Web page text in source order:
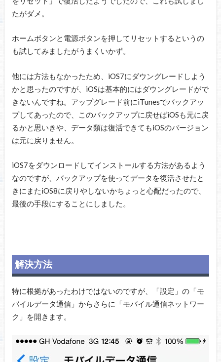
たがダメ。
ホームボタンと電源ボタンを押してリセットするというの
も試してみましたがうまくいかず。
他には方法もなかったため、iOS7にダウングレードしよう
かと思ったのですが、iOSは基本的にはダウングレードがで
きないんですね。アップグレード前にiTunesでバックアッ
プしてあったので、このバックアップに戻せばiOSも元に戻
るかと思いきや、データ類は復活できてもiOSのバージョン
は元に戻りません。
iOS7をダウンロードしてインストールする方法があるよう
なのですが、バックアップを使ってデータを復活させたと
きにまたiOS8に戻りやしないかちょっと心配だったので、
最後の手段にすることにしました。
解決方法
特に根拠があったわけではないのですが、「設定」の「モ
バイルデータ通信」からさらに「モバイル通信ネットワー
ク」を開きます。